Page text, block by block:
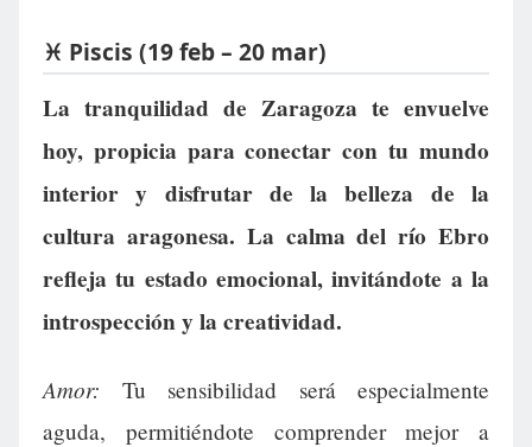
♓ Piscis (19 feb – 20 mar)
La tranquilidad de Zaragoza te envuelve
hoy, propicia para conectar con tu mundo
interior y disfrutar de la belleza de la
cultura aragonesa. La calma del río Ebro
refleja tu estado emocional, invitándote a la
introspección y la creatividad.
Amor: Tu sensibilidad será especialmente
aguda, permitiéndote comprender mejor a